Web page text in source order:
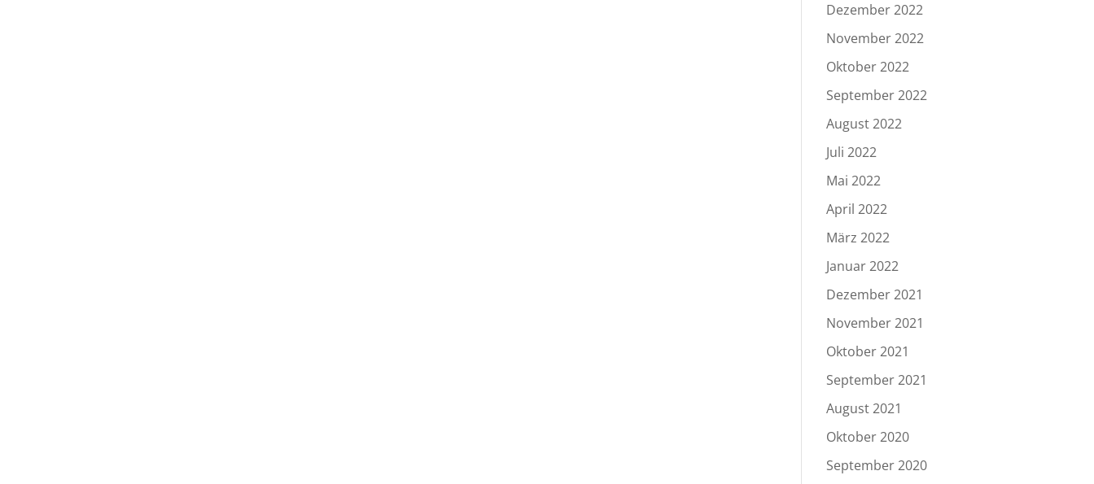
Dezember 2022
November 2022
Oktober 2022
September 2022
August 2022
Juli 2022
Mai 2022
April 2022
März 2022
Januar 2022
Dezember 2021
November 2021
Oktober 2021
September 2021
August 2021
Oktober 2020
September 2020